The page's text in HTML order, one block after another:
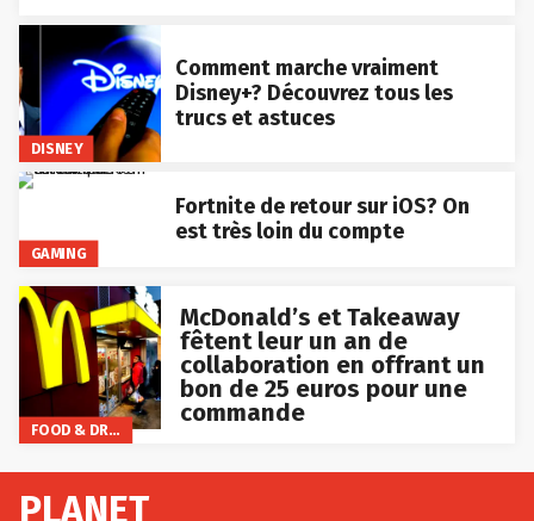
DISNEY
Comment marche vraiment
Disney+? Découvrez tous les
trucs et astuces
GAMING
Fortnite de retour sur iOS? On
est très loin du compte
FOOD & DRINKS
McDonald’s et Takeaway
fêtent leur un an de
collaboration en offrant un
bon de 25 euros pour une
commande
PLANET